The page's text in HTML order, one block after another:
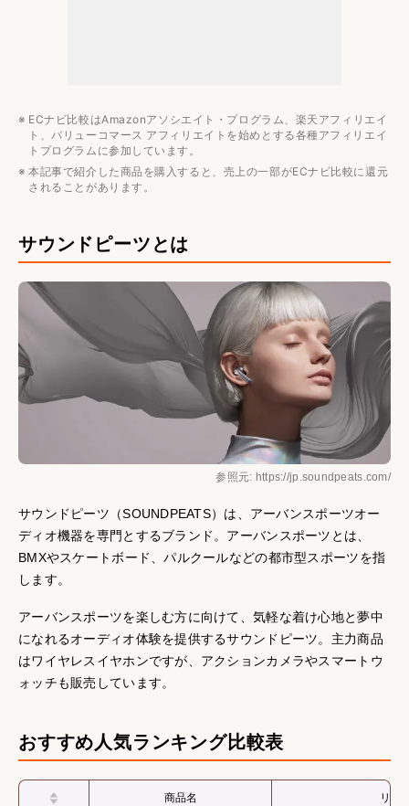
ECナビ比較はAmazonアソシエイト・プログラム、楽天アフィリエイ
ト、バリューコマース アフィリエイトを始めとする各種アフィリエイ
トプログラムに参加しています。
本記事で紹介した商品を購入すると、売上の一部がECナビ比較に還元
されることがあります。
サウンドピーツとは
参照元: https://jp.soundpeats.com/
サウンドピーツ（SOUNDPEATS）は、アーバンスポーツオー
ディオ機器を専門とするブランド。アーバンスポーツとは、
BMXやスケートボード、パルクールなどの都市型スポーツを指
します。
アーバンスポーツを楽しむ方に向けて、気軽な着け心地と夢中
になれるオーディオ体験を提供するサウンドピーツ。主力商品
はワイヤレスイヤホンですが、アクションカメラやスマートウ
ォッチも販売しています。
おすすめ人気ランキング比較表
商品名 リン